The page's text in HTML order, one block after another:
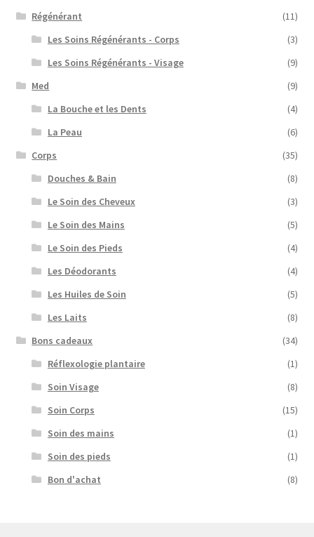
Régénérant
(11)
Les Soins Régénérants - Corps
(3)
Les Soins Régénérants - Visage
(9)
Med
(9)
La Bouche et les Dents
(4)
La Peau
(6)
Corps
(35)
Douches & Bain
(8)
Le Soin des Cheveux
(3)
Le Soin des Mains
(5)
Le Soin des Pieds
(4)
Les Déodorants
(4)
Les Huiles de Soin
(5)
Les Laits
(8)
Bons cadeaux
(34)
Réflexologie plantaire
(1)
Soin Visage
(8)
Soin Corps
(15)
Soin des mains
(1)
Soin des pieds
(1)
Bon d'achat
(8)